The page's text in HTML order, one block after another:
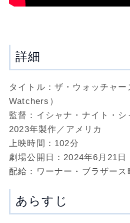
詳細
タイトル：ザ・ウォッチャ
Watchers）
監督：イシャナ・ナイト・シ
2023年製作／アメリカ
上映時間：102分
劇場公開日：2024年6月21日
配給：ワーナー・ブラザース
あらすじ